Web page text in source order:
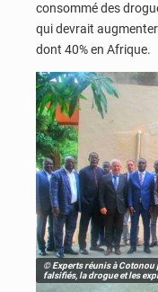
consommé des
qui devrait
dont 40% en Afrique.
© Experts réunis à Cotonou
falsifiés, la drogue et les